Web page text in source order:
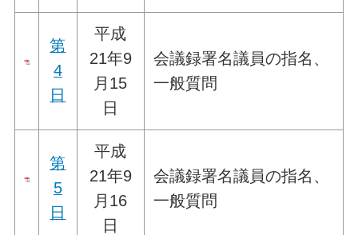
第
4
日
平成
21年9
月15
日
会議録署名議員の指名、
一般質問
第
5
日
平成
21年9
月16
日
会議録署名議員の指名、
一般質問